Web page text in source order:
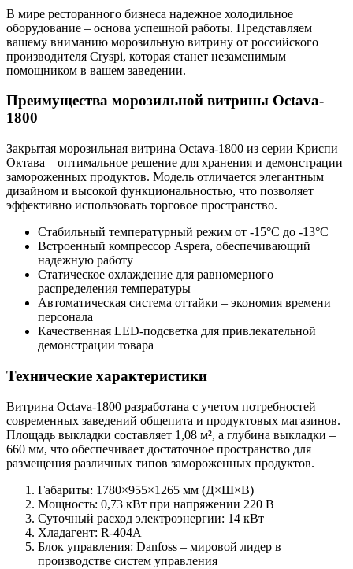
В мире ресторанного бизнеса надежное холодильное
оборудование – основа успешной работы. Представляем
вашему вниманию морозильную витрину от российского
производителя Cryspi, которая станет незаменимым
помощником в вашем заведении.
Преимущества морозильной витрины Octava-
1800
Закрытая морозильная витрина Octava-1800 из серии Криспи
Октава – оптимальное решение для хранения и демонстрации
замороженных продуктов. Модель отличается элегантным
дизайном и высокой функциональностью, что позволяет
эффективно использовать торговое пространство.
Стабильный температурный режим от -15°C до -13°C
Встроенный компрессор Aspera, обеспечивающий
надежную работу
Статическое охлаждение для равномерного
распределения температуры
Автоматическая система оттайки – экономия времени
персонала
Качественная LED-подсветка для привлекательной
демонстрации товара
Технические характеристики
Витрина Octava-1800 разработана с учетом потребностей
современных заведений общепита и продуктовых магазинов.
Площадь выкладки составляет 1,08 м², а глубина выкладки –
660 мм, что обеспечивает достаточное пространство для
размещения различных типов замороженных продуктов.
Габариты: 1780×955×1265 мм (Д×Ш×В)
Мощность: 0,73 кВт при напряжении 220 В
Суточный расход электроэнергии: 14 кВт
Хладагент: R-404A
Блок управления: Danfoss – мировой лидер в
производстве систем управления